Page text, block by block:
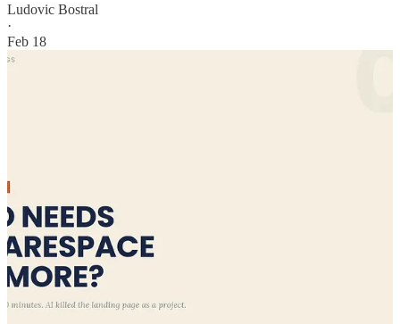
Ludovic Bostral
·
Feb 18